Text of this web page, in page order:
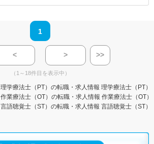
1
< > >>
（1～18件目を表示中）
理学療法士（PT）の転職・求人情報 理学療法士（PT）
作業療法士（OT）の転職・求人情報 作業療法士（OT
言語聴覚士（ST）の転職・求人情報 言語聴覚士（ST）